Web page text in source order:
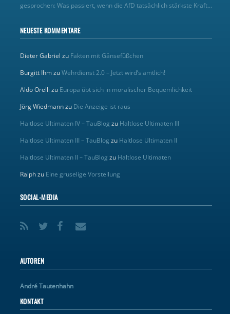
gesprochen: Was passiert, wenn die AfD tatsächlich stärkste Kraft...
NEUESTE KOMMENTARE
Dieter Gabriel zu Fakten mit Gänsefüßchen
Burgitt IhmzuWehrdienst 2.0 – Jetzt wird’s amtlich!
Aldo Orelli zu Europa übt sich in moralischer Bequemlichkeit
Jörg Wiedmannzu Die Anzeige ist raus
Haltlose Ultimaten IV – TauBlog zu Haltlose Ultimaten III
Haltlose Ultimaten III – TauBlog zu Haltlose Ultimaten II
Haltlose Ultimaten II – TauBlog zu Haltlose Ultimaten
Ralphzu Eine gruselige Vorstellung
SOCIAL-MEDIA
AUTOREN
André Tautenhahn
KONTAKT